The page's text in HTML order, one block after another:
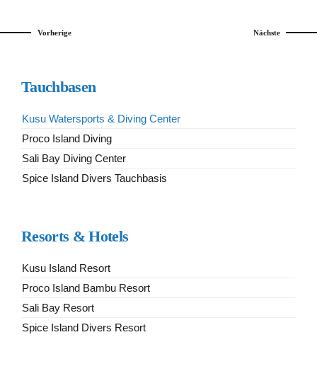
Vorherige Nächste
Tauchbasen
Kusu Watersports & Diving Center
Proco Island Diving
Sali Bay Diving Center
Spice Island Divers Tauchbasis
Resorts & Hotels
Kusu Island Resort
Proco Island Bambu Resort
Sali Bay Resort
Spice Island Divers Resort